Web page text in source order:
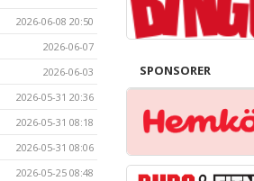
2026-06-08 20:50
2026-06-07
2026-06-03
2026-05-31 20:36
2026-05-31 08:18
2026-05-31 08:06
2026-05-25 08:48
SPONSORER